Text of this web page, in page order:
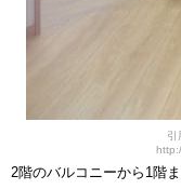
引
2階のバルコニーから1階